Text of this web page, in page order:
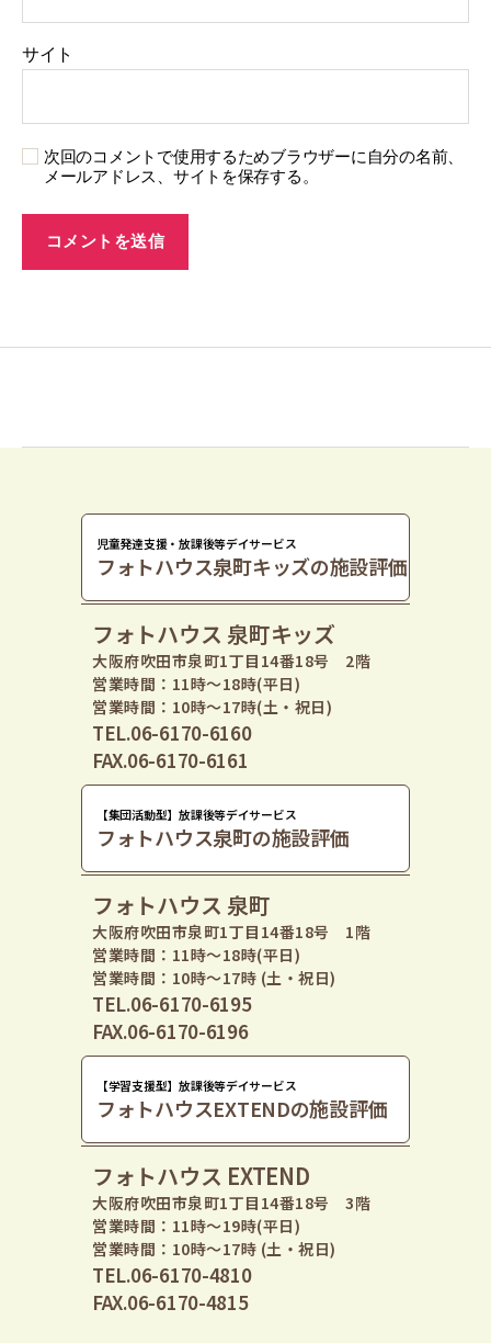
サイト
次回のコメントで使用するためブラウザーに自分の名前、
メールアドレス、サイトを保存する。
児童発達支援・放課後等デイサービス
フォトハウス泉町キッズの施設評価
フォトハウス 泉町キッズ
大阪府吹田市泉町1丁目14番18号 2階
営業時間：11時〜18時(平日)
営業時間：10時〜17時(土・祝日)
TEL.06-6170-6160
FAX.06-6170-6161
【集団活動型】放課後等デイサービス
フォトハウス泉町の施設評価
フォトハウス 泉町
大阪府吹田市泉町1丁目14番18号 1階
営業時間：11時〜18時(平日)
営業時間：10時〜17時 (土・祝日)
TEL.06-6170-6195
FAX.06-6170-6196
【学習支援型】放課後等デイサービス
フォトハウスEXTENDの施設評価
フォトハウス EXTEND
大阪府吹田市泉町1丁目14番18号 3階
営業時間：11時〜19時(平日)
営業時間：10時〜17時 (土・祝日)
TEL.06-6170-4810
FAX.06-6170-4815